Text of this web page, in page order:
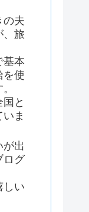
の夫
、旅
基本
を使
と
ま
が出
ログ
しい